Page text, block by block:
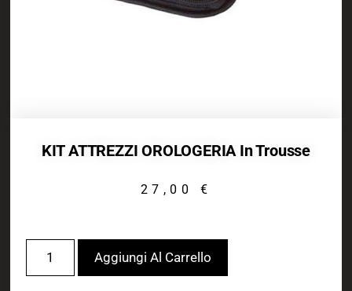
KIT ATTREZZI OROLOGERIA In Trousse
27,00 €
Aggiungi Al Carrello